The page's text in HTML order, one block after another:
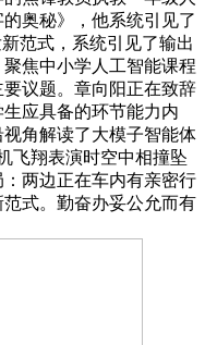
奥秘》，他系统引见了
范式，系统引见了输出
焦中小学人工智能课程
议题。章向阳正在致辞
应具备的环节能力内
角解读了大模子智能体
飞翔表演时空中相撞坠
两边正在车内有亲密行
式。勤奋办妥公允而有